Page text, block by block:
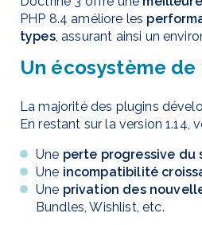
PHP 8.4 améliore les
types, assurant ainsi un
Un écosystème de
La majorité des plugins
En restant sur la version 1.14,
Une perte progressive du
Une incompatibilité
Une privation des
Bundles, Wishlist, etc.